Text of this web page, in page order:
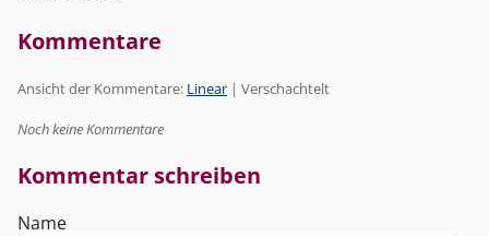
Kommentare
Ansicht der Kommentare: Linear | Verschachtelt
Noch keine Kommentare
Kommentar schreiben
Name